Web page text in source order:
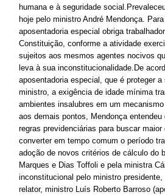
humana e à seguridade
hoje pelo ministro André Mendonça.
aposentadoria especial obriga
Constituição, conforme a atividade
sujeitos aos mesmos agentes nocivos
leva à sua inconstitucionalidade.De
aposentadoria especial, que é proteger
ministro, a exigência de idade mínima
ambientes insalubres em um
aos demais pontos, Mendonça
regras previdenciárias para buscar
converter em tempo comum o período
adoção de novos critérios de cálculo do
Marques e Dias Toffoli e pela ministra
inconstitucional pelo ministro
relator, ministro Luís Roberto Barroso